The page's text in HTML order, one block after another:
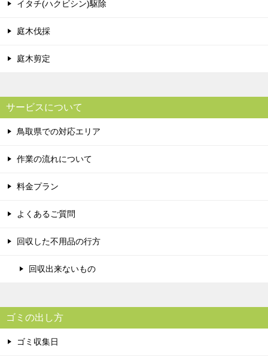
イタチ(ハクビシン)駆除
庭木伐採
庭木剪定
サービスについて
鳥取県での対応エリア
作業の流れについて
料金プラン
よくあるご質問
回収した不用品の行方
回収出来ないもの
ゴミの出し方
ゴミ収集日